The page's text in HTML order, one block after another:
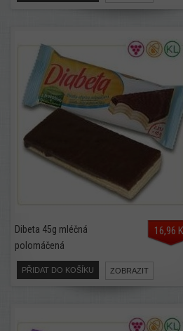
Dibeta 45g mléčná
polomáčená
16,96
PŘIDAT DO KOŠÍKU ZOBRAZIT